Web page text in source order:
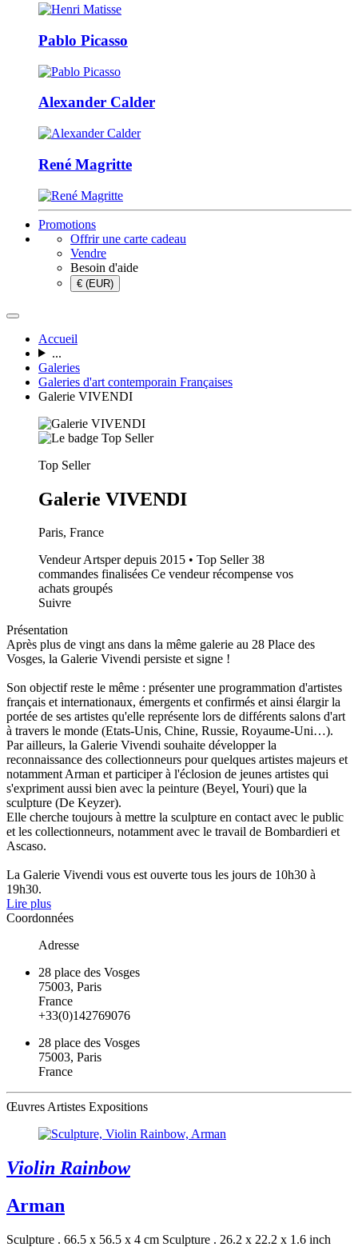
Pablo Picasso
Alexander Calder
René Magritte
Promotions
Offrir une carte cadeau
Vendre
Besoin d'aide
€ (EUR)
Accueil
...
Galeries
Galeries d'art contemporain Françaises
Galerie VIVENDI
Top Seller
Galerie VIVENDI
Paris, France
Vendeur Artsper depuis 2015 • Top Seller38
commandes finalisées Ce vendeur récompense vos
achats groupés
Suivre
Présentation
Après plus de vingt ans dans la même galerie au 28 Place des
Vosges, la Galerie Vivendi persiste et signe !
Son objectif reste le même : présenter une programmation d'artistes
français et internationaux, émergents et confirmés et ainsi élargir la
portée de ses artistes qu'elle représente lors de différents salons d'art
à travers le monde (Etats-Unis, Chine, Russie, Royaume-Uni…).
Par ailleurs, la Galerie Vivendi souhaite développer la
reconnaissance des collectionneurs pour quelques artistes majeurs et
notamment Arman et participer à l'éclosion de jeunes artistes qui
s'expriment aussi bien avec la peinture (Beyel, Youri) que la
sculpture (De Keyzer).
Elle cherche toujours à mettre la sculpture en contact avec le public
et les collectionneurs, notamment avec le travail de Bombardieri et
Ascaso.
La Galerie Vivendi vous est ouverte tous les jours de 10h30 à
19h30.
Lire plus
Coordonnées
Adresse
28 place des Vosges
75003, Paris
France
+33(0)142769076
28 place des Vosges
75003, Paris
France
ŒuvresArtistes Expositions
Violin Rainbow
Arman
Sculpture . 66.5 x 56.5 x 4 cm Sculpture . 26.2 x 22.2 x 1.6 inch